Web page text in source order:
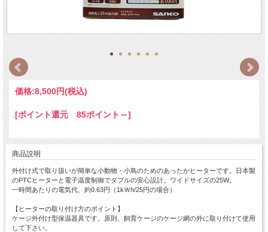
価格:8,500円(税込)
[ポイント還元 85ポイント～]
商品説明
外付け式で取り扱いが簡単な小動物・小鳥のためのあったかヒーターです。日本製
のPTCヒーターと電子温度制御でダブルの安心設計。ワイドサイズの25W。
一時間あたりの電気代、約0.63円（1kＷh/25円の場合）
【ヒーターの取り付け方のポイント】
ケージ外付け型保温器具です。原則、飼育ケージのケージ網の外に取り付けて使用
して下さい。